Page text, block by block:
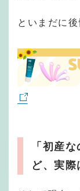
といまだに
「初産
ど、実